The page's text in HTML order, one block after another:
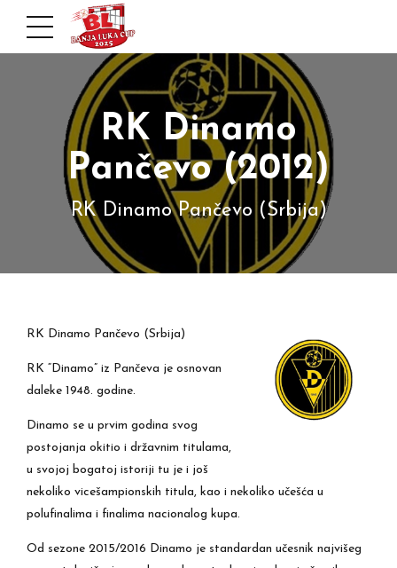
RK Dinamo
Pančevo (2012)
RK Dinamo Pančevo (Srbija)
RK Dinamo Pančevo (Srbija)
RK “Dinamo” iz Pančeva je osnovan
daleke 1948. godine.
Dinamo se u prvim godina svog
postojanja okitio i državnim titulama,
u svojoj bogatoj istoriji tu je i još
nekoliko vicešampionskih titula, kao i nekoliko učešća u
polufinalima i finalima nacionalog kupa.
Od sezone 2015/2016 Dinamo je standardan učesnik najvišeg